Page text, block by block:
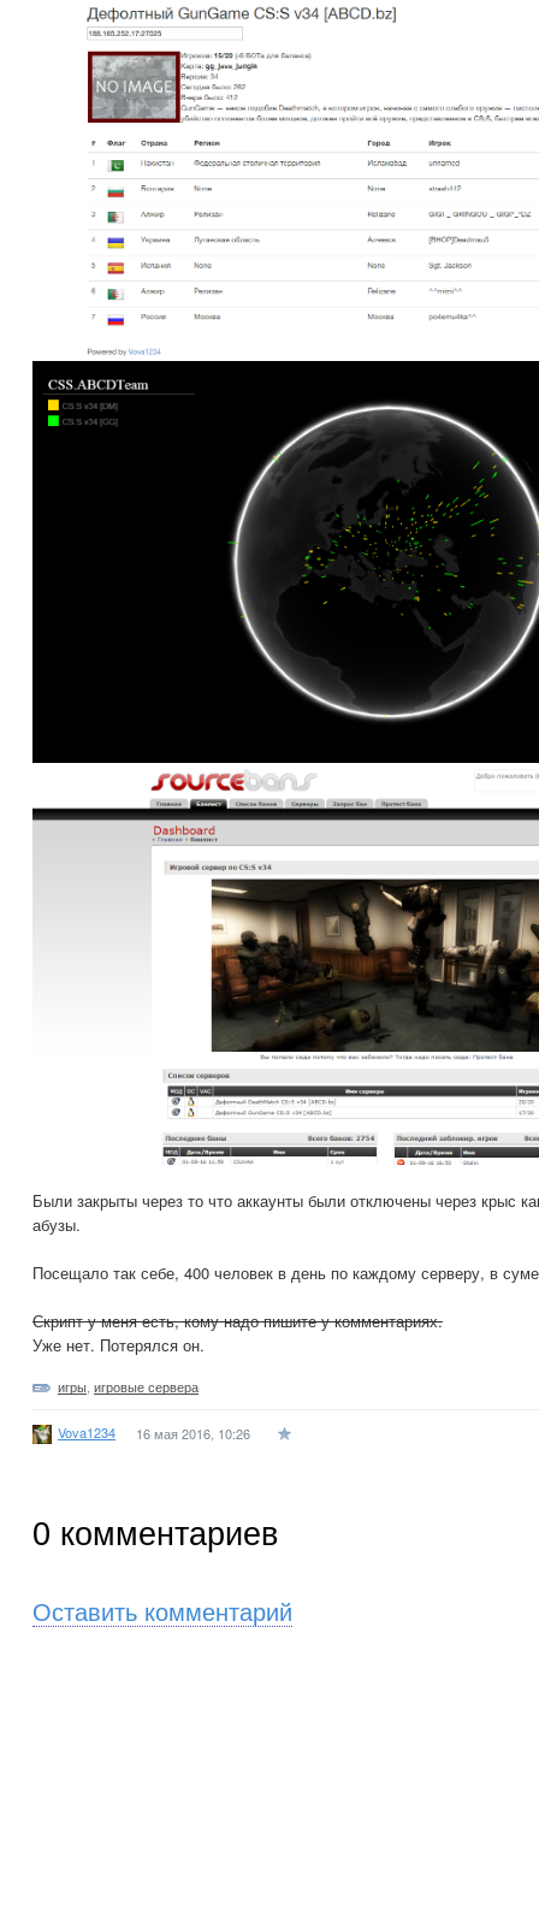
Были закрыты через то что аккаунты были отключены через крыс
абузы.
Посещало так себе, 400 человек в день по каждому серверу, в
Скрипт у меня есть, кому надо пишите у комментариях.
Уже нет. Потерялся он.
игры, игровые сервера
Vova1234 16 мая 2016, 10:26
0 комментариев
Оставить комментарий